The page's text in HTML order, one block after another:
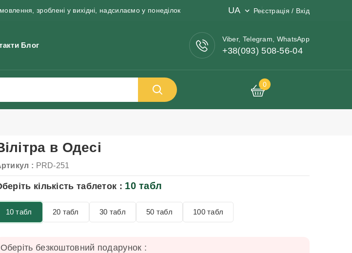
зроблені у вихідні, надсилаємо у понеділок UA Реєстрація / Вхід
Блог
Viber, Telegram, WhatsApp
+38(093) 508-56-04
0
в Одесі
: PRD-251
кількість таблеток : 10 табл
10 табл 20 табл 30 табл 50 табл 100 табл
Оберіть безкоштовний подарунок :